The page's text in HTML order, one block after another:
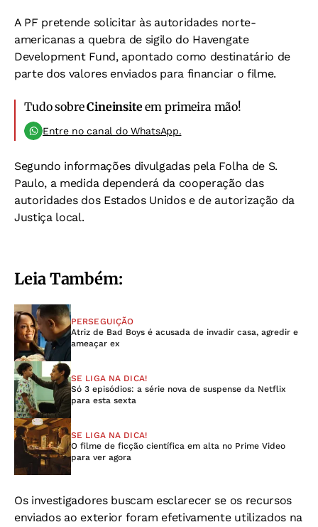
A PF pretende solicitar às autoridades norte-
americanas a quebra de sigilo do Havengate
Development Fund, apontado como destinatário de
parte dos valores enviados para financiar o filme.
Tudo sobreCineinsiteem primeira mão!
Entre no canal do WhatsApp.
Segundo informações divulgadas pela Folha de S.
Paulo, a medida dependerá da cooperação das
autoridades dos Estados Unidos e de autorização da
Justiça local.
Leia Também:
PERSEGUIÇÃO
Atriz de Bad Boys é acusada de invadir casa, agredir e
ameaçar ex
SE LIGA NA DICA!
Só 3 episódios: a série nova de suspense da Netflix
para esta sexta
SE LIGA NA DICA!
O filme de ficção científica em alta no Prime Video
para ver agora
Os investigadores buscam esclarecer se os recursos
enviados ao exterior foram efetivamente utilizados na